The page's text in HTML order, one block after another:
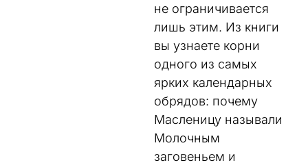
не ограничивается
лишь этим. Из книги
вы узнаете корни
одного из самых
ярких календарных
обрядов: почему
Масленицу называли
Молочным
заговеньем и